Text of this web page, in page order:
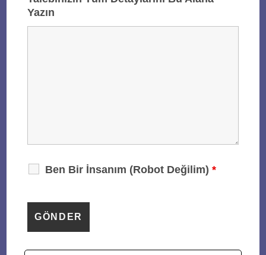
Yazın
Ben Bir İnsanım (Robot Değilim)*